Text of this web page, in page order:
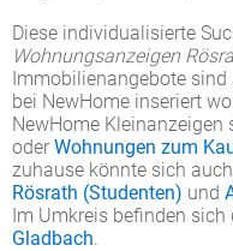
Diese individualisierte
Wohnungsanzeigen
Immobilienangebote sind
bei NewHome inseriert
NewHome Kleinanzeigen
oder Wohnungen zum
zuhause könnte sich
Rösrath (Studenten) und
Im Umkreis befinden sich
Gladbach.